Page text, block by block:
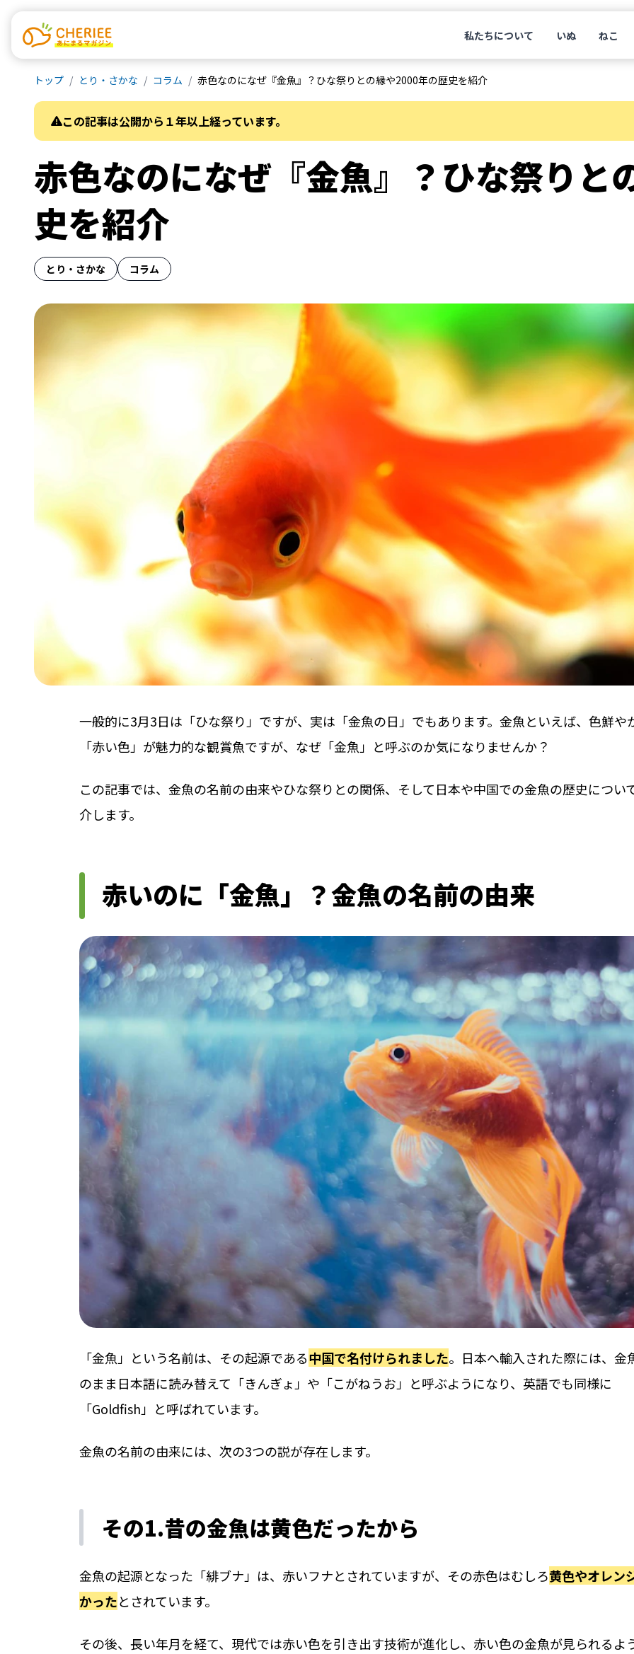
私たちについて いぬ ねこ
トップ とり・さかな コラム 赤色なのになぜ『金魚』？ひな祭りとの縁や2000年の歴史を紹介
この記事は公開から１年以上経っています。
赤色なのになぜ『金魚』？ひな祭りと
史を紹介
とり・さかな コラム
一般的に3月3日は「ひな祭り」ですが、実は「金魚の日」でもあります。金魚といえば、色鮮や
「赤い色」が魅力的な観賞魚ですが、なぜ「金魚」と呼ぶのか気になりませんか？
この記事では、金魚の名前の由来やひな祭りとの関係、そして日本や中国での金魚の歴史につい
介します。
赤いのに「金魚」？金魚の名前の由来
「金魚」という名前は、その起源である中国で名付けられました。日本へ輸入された際には、金
のまま日本語に読み替えて「きんぎょ」や「こがねうお」と呼ぶようになり、英語でも同様に
「Goldfish」と呼ばれています。
金魚の名前の由来には、次の3つの説が存在します。
その1.昔の金魚は黄色だったから
金魚の起源となった「緋ブナ」は、赤いフナとされていますが、その赤色はむしろ黄色やオレン
かったとされています。
その後、長い年月を経て、現代では赤い色を引き出す技術が進化し、赤い色の金魚が見られるよ